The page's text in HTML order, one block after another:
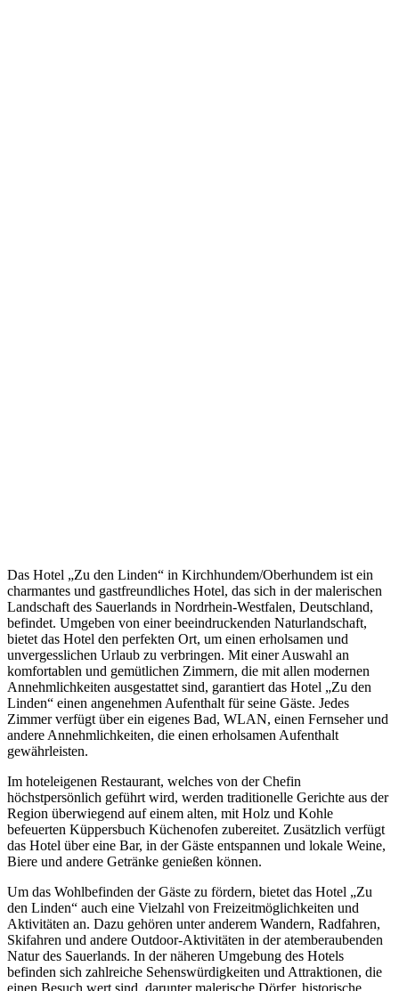
Das Hotel „Zu den Linden“ in Kirchhundem/Oberhundem ist ein
charmantes und gastfreundliches Hotel, das sich in der malerischen
Landschaft des Sauerlands in Nordrhein-Westfalen, Deutschland,
befindet. Umgeben von einer beeindruckenden Naturlandschaft,
bietet das Hotel den perfekten Ort, um einen erholsamen und
unvergesslichen Urlaub zu verbringen. Mit einer Auswahl an
komfortablen und gemütlichen Zimmern, die mit allen modernen
Annehmlichkeiten ausgestattet sind, garantiert das Hotel „Zu den
Linden“ einen angenehmen Aufenthalt für seine Gäste. Jedes
Zimmer verfügt über ein eigenes Bad, WLAN, einen Fernseher und
andere Annehmlichkeiten, die einen erholsamen Aufenthalt
gewährleisten.
Im hoteleigenen Restaurant, welches von der Chefin
höchstpersönlich geführt wird, werden traditionelle Gerichte aus der
Region überwiegend auf einem alten, mit Holz und Kohle
befeuerten Küppersbuch Küchenofen zubereitet. Zusätzlich verfügt
das Hotel über eine Bar, in der Gäste entspannen und lokale Weine,
Biere und andere Getränke genießen können.
Um das Wohlbefinden der Gäste zu fördern, bietet das Hotel „Zu
den Linden“ auch eine Vielzahl von Freizeitmöglichkeiten und
Aktivitäten an. Dazu gehören unter anderem Wandern, Radfahren,
Skifahren und andere Outdoor-Aktivitäten in der atemberaubenden
Natur des Sauerlands. In der näheren Umgebung des Hotels
befinden sich zahlreiche Sehenswürdigkeiten und Attraktionen, die